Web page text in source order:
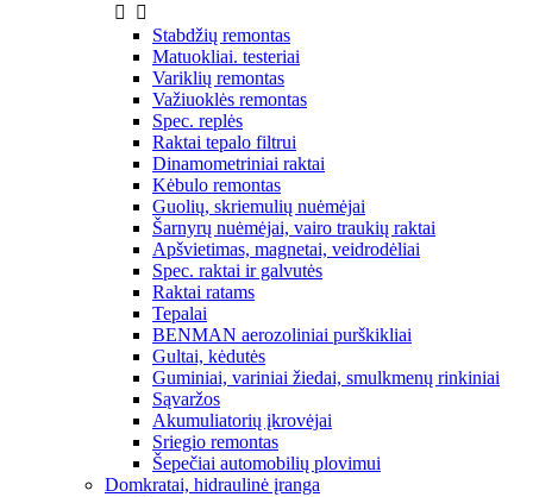


Stabdžių remontas
Matuokliai. testeriai
Variklių remontas
Važiuoklės remontas
Spec. replės
Raktai tepalo filtrui
Dinamometriniai raktai
Kėbulo remontas
Guolių, skriemulių nuėmėjai
Šarnyrų nuėmėjai, vairo traukių raktai
Apšvietimas, magnetai, veidrodėliai
Spec. raktai ir galvutės
Raktai ratams
Tepalai
BENMAN aerozoliniai purškikliai
Gultai, kėdutės
Guminiai, variniai žiedai, smulkmenų rinkiniai
Sąvaržos
Akumuliatorių įkrovėjai
Sriegio remontas
Šepečiai automobilių plovimui
Domkratai, hidraulinė įranga